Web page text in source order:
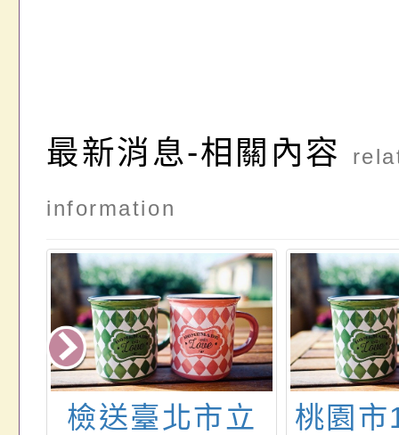
最新消息-相關內容
information
檢送臺北市立
桃園